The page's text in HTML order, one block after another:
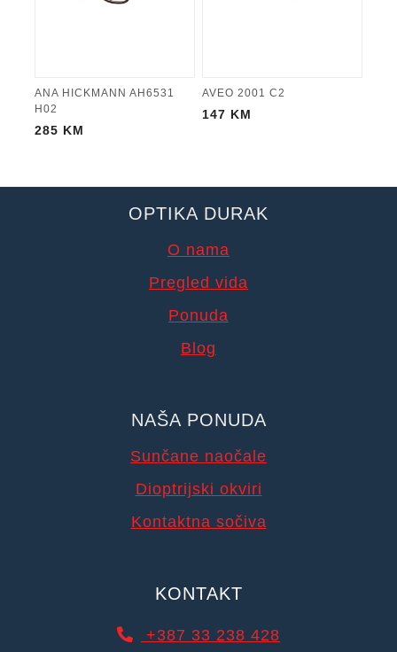
ANA HICKMANN AH6531
H02
285 KM
AVEO 2001 C2
147 KM
OPTIKA DURAK
O nama
Pregled vida
Ponuda
Blog
NAŠA PONUDA
Sunčane naočale
Dioptrijski okviri
Kontaktna sočiva
KONTAKT
+387 33 238 428